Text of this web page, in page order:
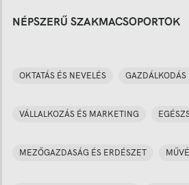
NÉPSZERŰ SZAKMACSOPORTOK
OKTATÁS ÉS NEVELÉS
VÁLLALKOZÁS ÉS MARKETING
MEZŐGAZDASÁG ÉS ERDÉSZET